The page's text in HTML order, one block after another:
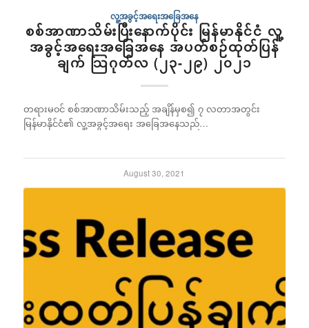
လူ့အခွင့်အရေးအခြေအနေ
စစ်အာဏာသိမ်းပြီးနောက်ပိုင်း မြန်မာနိုင်ငံ လူ့
အခွင့်အရေးအခြေအနေ အပတ်စဉ်ထုတ်ပြန်
ချက် သြဂုတ်လ (၂၃-၂၉) ၂၀၂၁
တရားမ၀င် စစ်အာဏာသိမ်းသည့် အချိန်မှစ၍ ၇ လတာအတွင်း
မြန်မာနိုင်ငံ၏ လူ့အခွင့်အရေး အခြေအနေသည်…
August 30, 2021